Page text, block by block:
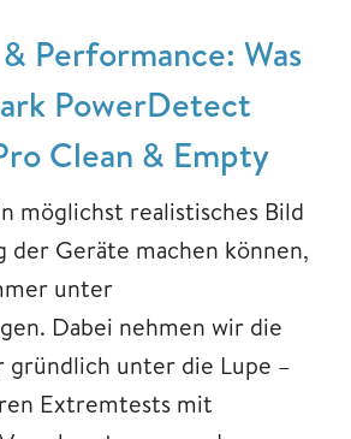
Performance: Was
PowerDetect
Clean & Empty
möglichst realistisches Bild
der Geräte machen können,
unter
Dabei nehmen wir die
gründlich unter die Lupe –
Extremtests mit